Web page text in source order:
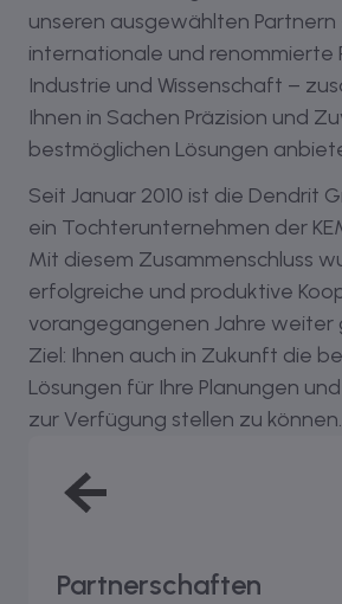
unseren ausgewählten Partnern
internationale und renommierte
Industrie und Wissenschaft –
Ihnen in Sachen Präzision und
bestmöglichen Lösungen
Seit Januar 2010 ist die Dendrit
ein Tochterunternehmen der
Mit diesem Zusammenschluss
erfolgreiche und produktive
vorangegangenen Jahre weiter
Ziel: Ihnen auch in Zukunft die
Lösungen für Ihre Planungen
zur Verfügung stellen zu können.
Partnerschaften